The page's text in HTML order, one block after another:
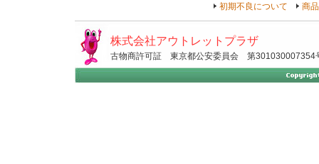
初期不良について
商
株式会社アウトレットプラザ
古物商許可証 東京都公安委員会 第301030007354